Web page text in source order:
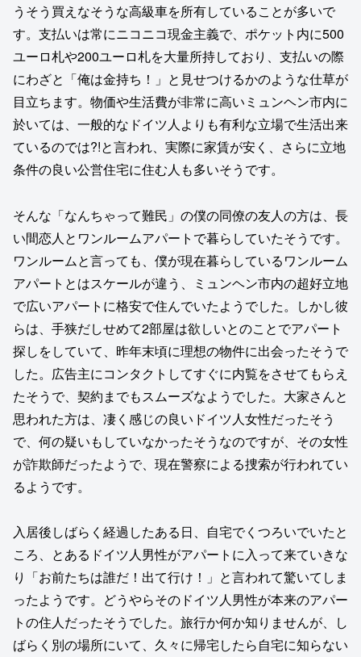
うそう買えなそうな高級車を所有していることが多いで
す。支払いは常にニコニコ現金主義で、ポケット内に500
ユーロ札や200ユーロ札を大量所持しており、支払いの際
にわざと「俺は金持ち！」と見せつけるかのような仕草が
目立ちます。物価や生活費が非常に高いミュンヘン市内に
於いては、一般的なドイツ人よりも有利な立場で生活出来
ているのでは?!と言われ、実際に家賃が安く、さらに立地
条件の良い公営住宅に住む人も多いそうです。
そんな「なんちゃって難民」の僕の同僚の友人の方は、長
い間恋人とワンルームアパートで暮らしていたそうです。
ワンルームと言っても、僕が現在暮らしているワンルーム
アパートとはスケールが違う、ミュンヘン市内の超好立地
で広いアパートに格安で住んでいたようでした。しかし彼
らは、手狭だしせめて2部屋は欲しいとのことでアパート
探しをしていて、昨年末頃に理想の物件に出会ったそうで
した。広告主にコンタクトしてすぐに内覧をさせてもらえ
たそうで、契約までもスムーズなようでした。大家さんと
思われた方は、凄く感じの良いドイツ人女性だったそう
で、何の疑いもしていなかったそうなのですが、その女性
が詐欺師だったようで、現在警察による捜索が行われてい
るようです。
入居後しばらく経過したある日、自宅でくつろいでいたと
ころ、とあるドイツ人男性がアパートに入って来ていきな
り「お前たちは誰だ！出て行け！」と言われて驚いてしま
ったようです。どうやらそのドイツ人男性が本来のアパー
トの住人だったそうでした。旅行か何か知りませんが、し
ばらく別の場所にいて、久々に帰宅したら自宅に知らない